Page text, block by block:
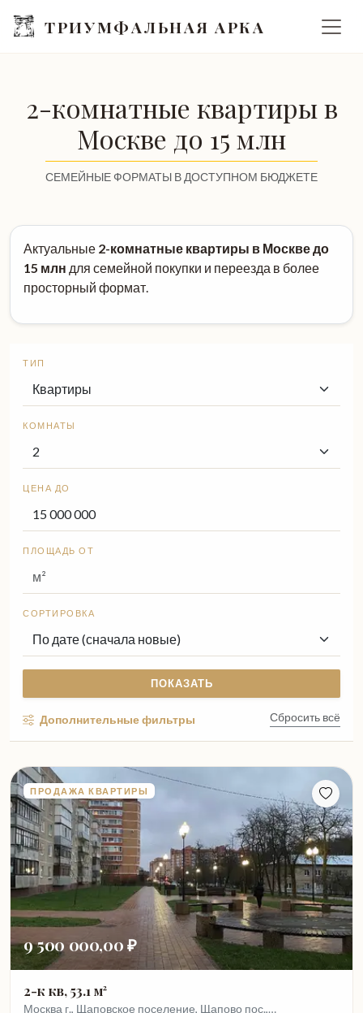
ТРИУМФАЛЬНАЯ АРКА
2-комнатные квартиры в
Москве до 15 млн
СЕМЕЙНЫЕ ФОРМАТЫ В ДОСТУПНОМ БЮДЖЕТЕ
Актуальные 2-комнатные квартиры в Москве до
15 млн для семейной покупки и переезда в более
просторный формат.
ТИП
КОМНАТЫ
ЦЕНА ДО
ПЛОЩАДЬ ОТ
СОРТИРОВКА
ПОКАЗАТЬ
Дополнительные фильтры Сбросить всё
ПРОДАЖА КВАРТИРЫ
9 500 000,00 ₽
2-к кв, 53.1 м²
Москва г., Щаповское поселение, Щапово пос.,…